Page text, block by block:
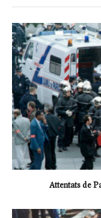
Attentats de